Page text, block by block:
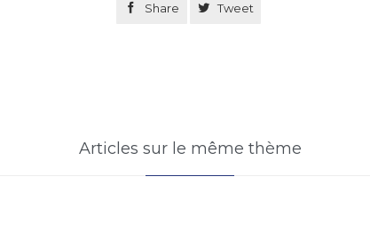
 Share  Tweet
Articles sur le même thème